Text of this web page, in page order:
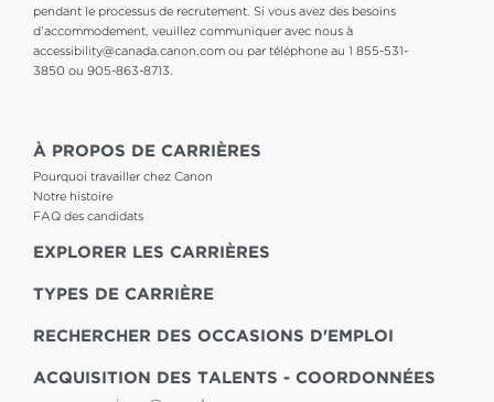
pendant le processus de recrutement. Si vous avez des besoins
d’accommodement, veuillez communiquer avec nous à
accessibility@canada.canon.com ou par téléphone au 1 855-531-
3850 ou 905-863-8713.
À PROPOS DE CARRIÈRES
Pourquoi travailler chez Canon
Notre histoire
FAQ des candidats
EXPLORER LES CARRIÈRES
TYPES DE CARRIÈRE
RECHERCHER DES OCCASIONS D'EMPLOI
ACQUISITION DES TALENTS - COORDONNÉES